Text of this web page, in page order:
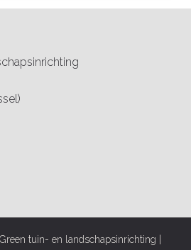
tuin- en landschapsinrichting |